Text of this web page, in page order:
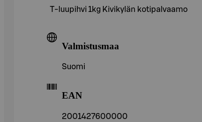
T-luupihvi 1kg Kivikylän kotipalvaamo
Valmistusmaa
Suomi
EAN
2001427600000